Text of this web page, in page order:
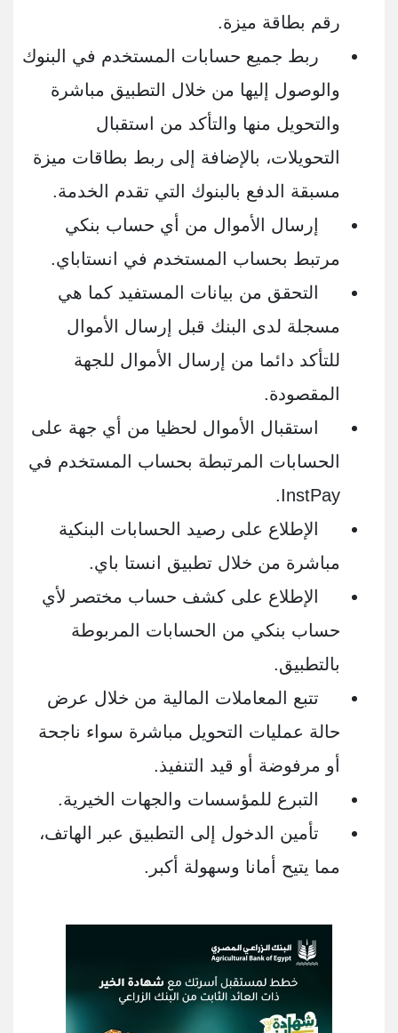
رقم بطاقة ميزة.
ربط جميع حسابات المستخدم في البنوك
والوصول إليها من خلال التطبيق مباشرة
والتحويل منها والتأكد من استقبال
التحويلات، بالإضافة إلى ربط بطاقات ميزة
مسبقة الدفع بالبنوك التي تقدم الخدمة.
إرسال الأموال من أي حساب بنكي
مرتبط بحساب المستخدم في انستاباي.
التحقق من بيانات المستفيد كما هي
مسجلة لدى البنك قبل إرسال الأموال
للتأكد دائما من إرسال الأموال للجهة
المقصودة.
استقبال الأموال لحظيا من أي جهة على
الحسابات المرتبطة بحساب المستخدم في
InstPay.
الإطلاع على رصيد الحسابات البنكية
مباشرة من خلال تطبيق انستا باي.
الإطلاع على كشف حساب مختصر لأي
حساب بنكي من الحسابات المربوطة
بالتطبيق.
تتبع المعاملات المالية من خلال عرض
حالة عمليات التحويل مباشرة سواء ناجحة
أو مرفوضة أو قيد التنفيذ.
التبرع للمؤسسات والجهات الخيرية.
تأمين الدخول إلى التطبيق عبر الهاتف،
مما يتيح أمانا وسهولة أكبر.